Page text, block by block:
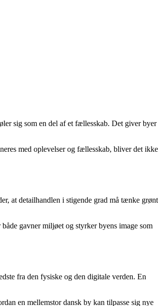
sig som en del af et fællesskab. Det giver byer
med oplevelser og fællesskab, bliver det ikke
at detailhandlen i stigende grad må tænke grønt
gavner miljøet og styrker byens image som
fra den fysiske og den digitale verden. En
en mellemstor dansk by kan tilpasse sig nye